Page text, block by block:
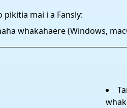
mai i a Fansly:
whakahaere (Windows,